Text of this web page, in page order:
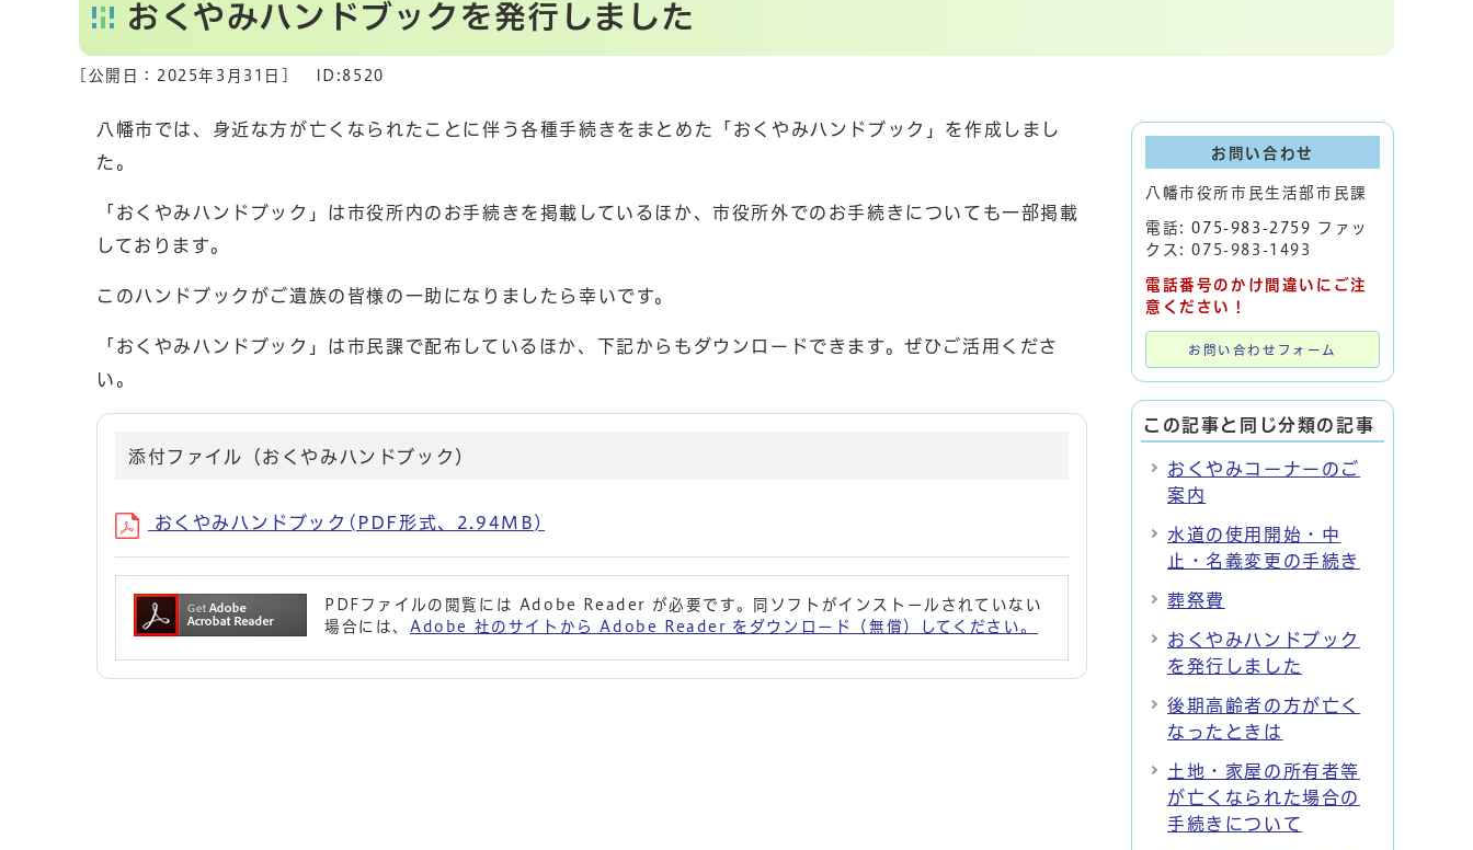
おくやみハンドブックを発行しました
[公開日： 2025年3月31日 ID:8520
八幡市では、身近な方が亡くなられたことに伴う各種手続きをまとめた「おくやみハンドブック」を作成しまし
た。
「おくやみハンドブック」は市役所内のお手続きを掲載しているほか、市役所外でのお手続きについても一部掲載
しております。
このハンドブックがご遺族の皆様の一助になりましたら幸いです。
「おくやみハンドブック」は市民課で配布しているほか、下記からもダウンロードできます。ぜひご活用くださ
い。
添付ファイル（おくやみハンドブック）
おくやみハンドブック(PDF形式、2.94MB)
PDFファイルの閲覧には Adobe Reader が必要です。同ソフトがインストールされていない
場合には、 Adobe 社のサイトから Adobe Reader をダウンロード（無償）してください。
お問い合わせ
八幡市役所市民生活部市民課
電話:075-983-2759 ファッ
クス: 075-983-1493
電話番号のかけ間違いにご注
意ください！
お問い合わせフォーム
この記事と同じ分類の記事
おくやみコーナーのご
案内
水道の使用開始・中
止・名義変更の手続き
葬祭費
おくやみハンドブック
を発行しました
後期高齢者の方が亡く
なったときは
土地・家屋の所有者等
が亡くなられた場合の
手続きについて